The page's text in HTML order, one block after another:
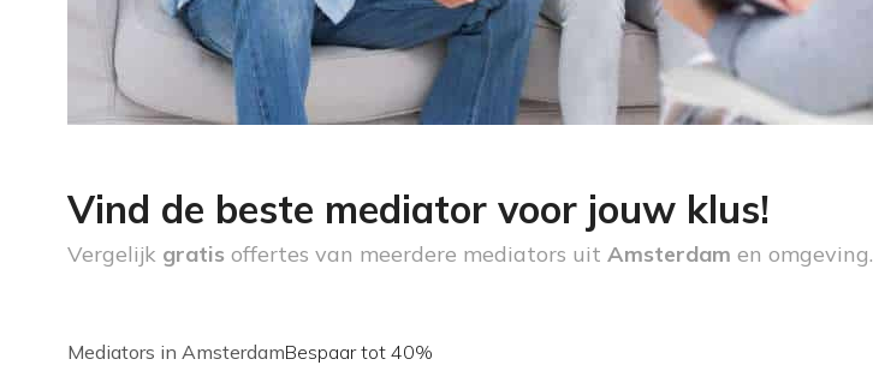
Vind de beste mediator voor jouw klus!
Vergelijk gratis offertes van meerdere mediators uit Amsterdam en omgeving.
Mediators in AmsterdamBespaar tot 40%